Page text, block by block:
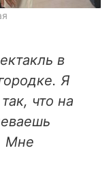
в
Я
что на
Мне